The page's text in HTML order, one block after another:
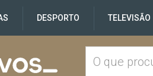
DESPORTO TELEVISÃO